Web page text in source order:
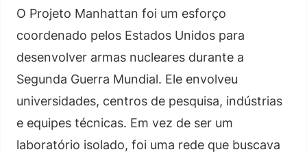
O Projeto Manhattan foi um esforço
coordenado pelos Estados Unidos para
desenvolver armas nucleares durante a
Segunda Guerra Mundial. Ele envolveu
universidades, centros de pesquisa, indústrias
e equipes técnicas. Em vez de ser um
laboratório isolado, foi uma rede que buscava